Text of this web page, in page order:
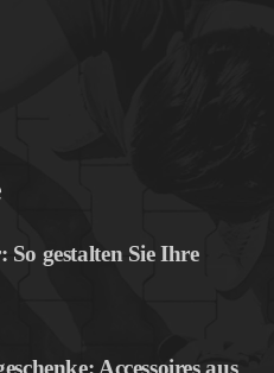
gestalten Sie Ihre
Accessoires aus